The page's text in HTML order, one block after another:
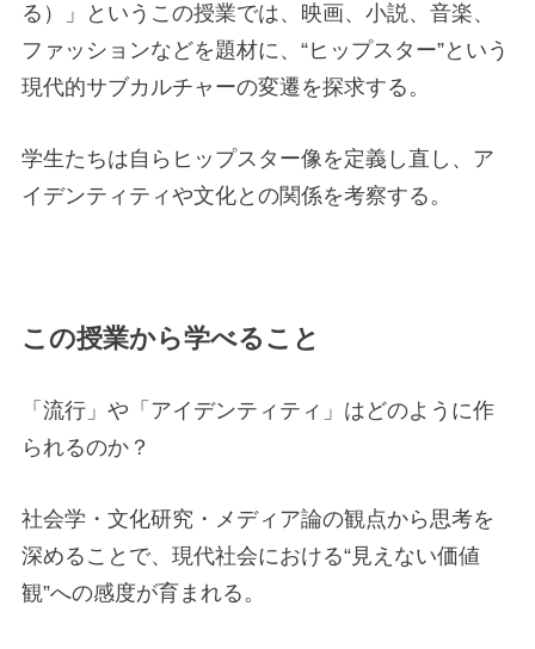
る）」というこの授業では、映画、小説、音楽、
ファッションなどを題材に、“ヒップスター”という
現代的サブカルチャーの変遷を探求する。
学生たちは自らヒップスター像を定義し直し、ア
イデンティティや文化との関係を考察する。
この授業から学べること
「流行」や「アイデンティティ」はどのように作
られるのか？
社会学・文化研究・メディア論の観点から思考を
深めることで、現代社会における“見えない価値
観”への感度が育まれる。